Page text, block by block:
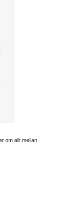
om allt mellan